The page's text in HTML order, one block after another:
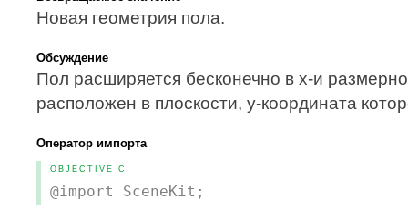
Новая геометрия пола.
Обсуждение
Пол расширяется бесконечно в x-и
расположен в плоскости, y-координата
Оператор импорта
OBJECTIVE C
@import SceneKit;